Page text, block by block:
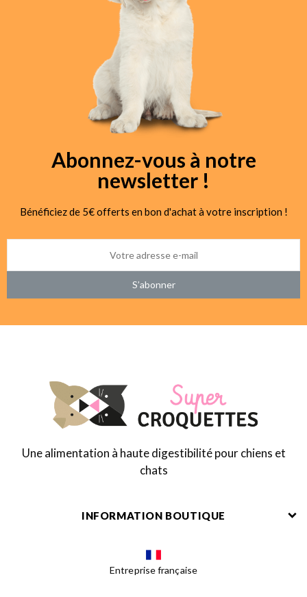
Abonnez-vous à notre
newsletter !
Bénéficiez de 5€ offerts en bon d'achat à votre inscription !
S’abonner
Une alimentation à haute digestibilité pour chiens et
chats
INFORMATION BOUTIQUE
Entreprise française